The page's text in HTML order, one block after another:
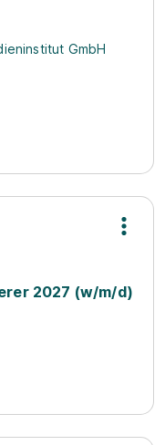
GmbH
2027 (w/m/d)